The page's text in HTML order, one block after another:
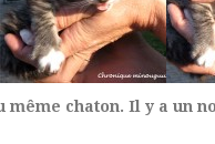
même chaton. Il y a un